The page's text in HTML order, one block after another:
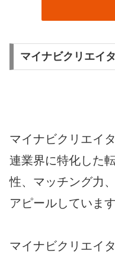
マイナビクリエイ
マイナビクリエイ
連業界に特化した
性、マッチング力
アピールしています
マイナビクリエイ